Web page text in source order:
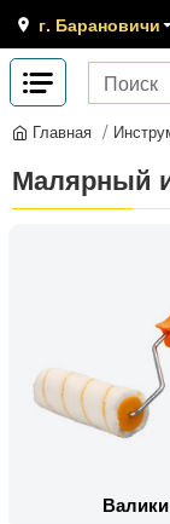
г. Барановичи
Главная
Малярный
Валики